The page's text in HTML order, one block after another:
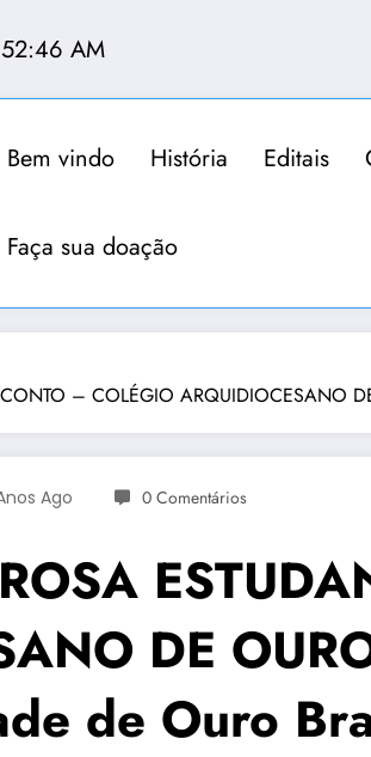
AM
Bem vindo História Editais
Faça sua doação
– COLÉGIO
Ago 0 Comentários
DE
de Ouro